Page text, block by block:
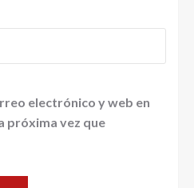
electrónico y web en
próxima vez que